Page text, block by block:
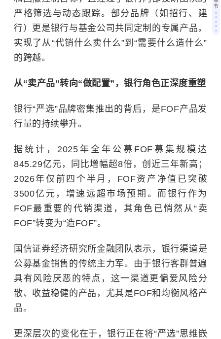
严格筛选与动态跟踪。部分品牌（如招行、建
行）更是银行与基金公司共同定制的专属产品，
实现了从“代销什么卖什么”到“需要什么造什么”
的跨越。
从“卖产品”转向“做配置”，银行角色正深度重塑
银行“严选”品牌密集推出的背后，是FOF产品发
行量的持续攀升。
据统计，2025年全年公募FOF募集规模达
845.29亿元，同比增幅超8倍，创近三年新高；
2026年仅前四个半月，FOF资产净值已突破
3500亿元，增速远超市场预期。而银行作为
FOF最重要的代销渠道，其角色已悄然从“卖
FOF”转变为“造FOF”。
国信证券经济研究所金融团队表示，银行渠道是
公募基金销售的传统主力军。由于银行客群普遍
具有风险厌恶的特点，这一渠道更偏爱风险分
散、收益稳健的产品，尤其是FOF和均衡风格产
品。
更深层次的变化在于，银行正在将“严选”思维嵌
节